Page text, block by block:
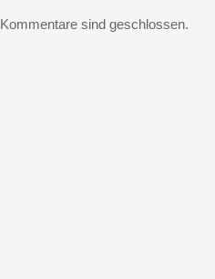
Kommentare sind geschlossen.